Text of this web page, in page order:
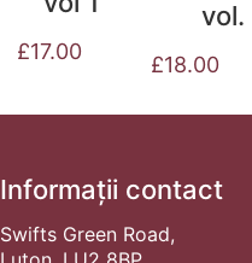
£17.00
vol.
£18.00
Informații contact
Swifts Green Road,